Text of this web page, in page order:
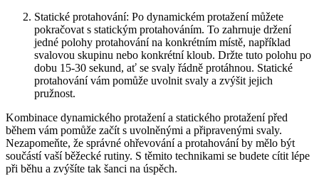
Statické protahování: Po dynamickém protažení můžete
pokračovat s statickým protahováním. To zahrnuje držení
jedné polohy protahování na konkrétním místě, například
svalovou skupinu nebo konkrétní kloub. Držte tuto polohu po
dobu 15-30 sekund, ať se svaly řádně protáhnou. Statické
protahování vám pomůže uvolnit svaly a zvýšit jejich
pružnost.
Kombinace dynamického protažení a statického protažení před
během vám pomůže začít s uvolněnými a připravenými svaly.
Nezapomeňte, že správné ohřevování a protahování by mělo být
součástí vaší běžecké rutiny. S těmito technikami se budete cítit lépe
při běhu a zvýšíte tak šanci na úspěch.